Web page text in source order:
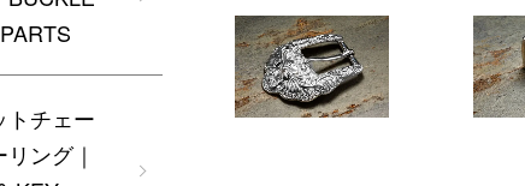
トチェー
ング｜